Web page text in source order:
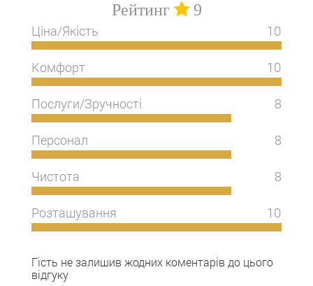
Рейтинг 9
Ціна/Якість 10
Комфорт 10
Послуги/Зручності 8
Персонал 8
Чистота 8
Розташування 10
Гість не залишив жодних коментарів до цього
відгуку